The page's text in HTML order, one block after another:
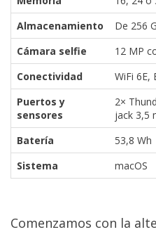
Almacenamiento
De 256
Cámara selfie
12 MP
Conectividad
WiFi 6E,
Puertos y
sensores
2×
jack 3,5
Batería
53,8 Wh
Sistema
macOS
Comenzamos con la